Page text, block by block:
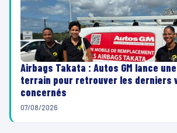
Airbags Takata : Autos GM lance
terrain pour retrouver les derniers
concernés
07/08/2026